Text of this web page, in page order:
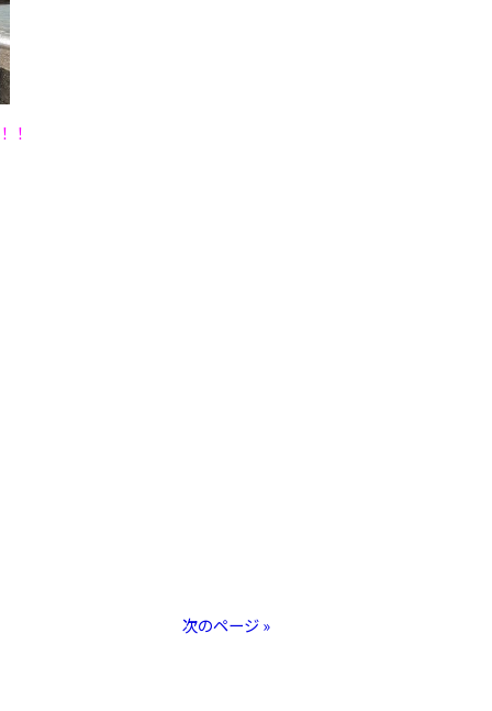
！
次のページ »